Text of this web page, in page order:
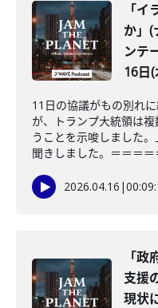
「
か」(
ンテ
16日
11日の協議がもの別れ
が、トランプ大統領は
うことを示唆しました
聞きしました。＝＝＝
2026.04.16 |
「
支援
現状